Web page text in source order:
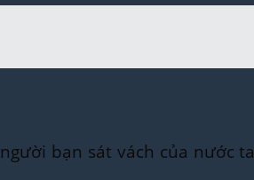
bạn sát vách của nước